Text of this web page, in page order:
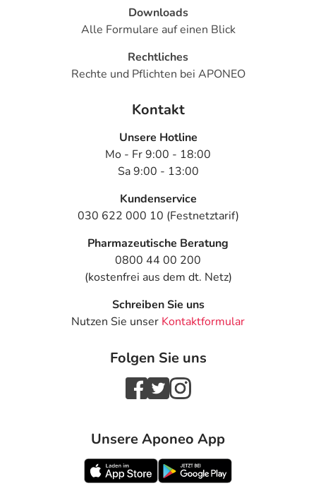
- Selbstmordgedanken
- Angstzustände
- Hitzewallungen
- Überempfindlichkeitsreaktionen der Haut, wie:
- Hautblutungen aufgrund gestörter Blutgerinnung
- Bluthochdruck
- Kurzzeitige Bewusstlosigkeit, die nur wenige Sekunden
bis Minuten dauert
- Wassereinlagerungen (Ödeme)
- Leberfunktionsstörungen, wie:
- Anstieg der Leberwerte
- Blutungen, wie z.B.:
- Magenblutungen, meist erkennbar am schwarzen
Stuhl, bei Auftreten bitte sofort einen Arzt aufsuchen; in
Downloads
Alle Formulare auf einen Blick
Rechtliches
Rechte und Pflichten bei APONEO
Kontakt
Unsere Hotline
Mo - Fr 9:00 - 18:00
Sa 9:00 - 13:00
Kundenservice
030 622 000 10 (Festnetztarif)
Pharmazeutische Beratung
0800 44 00 200
(kostenfrei aus dem dt. Netz)
Schreiben Sie uns
Nutzen Sie unser Kontaktformular
Folgen Sie uns
Unsere Aponeo App